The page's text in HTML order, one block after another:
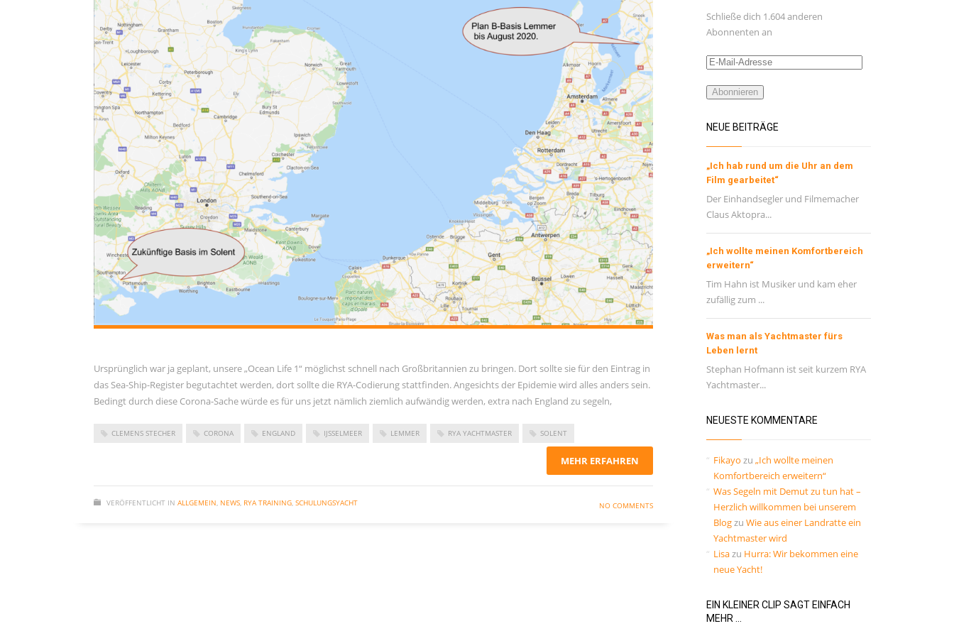
Allgemein
Gäste
Jans Weg zum Yachtmaster
MCO Team
Menschen
News
OceanLife
RYA Training
Schulungsyacht
Spezialkurse
Törnbericht OceanLife
Törnbericht Training
ARCHIVE
November 2023
Juni 2023
Mai 2023
Dezember 2022
Juni 2022
Februar 2022
Ursprünglich war ja geplant, unsere „Ocean Life 1“ möglichst schnell nach Großbritannien zu bringen. Dort sollte sie für den Eintrag in
das Sea-Ship-Register begutachtet werden, dort sollte die RYA-Codierung stattfinden. Angesichts der Epidemie wird alles anders sein.
Bedingt durch diese Corona-Sache würde es für uns jetzt nämlich ziemlich aufwändig werden, extra nach England zu segeln,
CLEMENS STECHER CORONA ENGLAND IJSSELMEER LEMMER RYA YACHTMASTER SOLENT
MEHR ERFAHREN
VERÖFFENTLICHT IN ALLGEMEIN, NEWS, RYA TRAINING, SCHULUNGSYACHT NO COMMENTS
Schließe dich 1.604 anderen
Abonnenten an
E-
Adresse
Abonnieren
NEUE BEITRÄGE
„Ich hab rund um die Uhr an dem
Film gearbeitet“
Der Einhandsegler und Filmemacher
Claus Aktopra...
„Ich wollte meinen Komfortbereich
erweitern“
Tim Hahn ist Musiker und kam eher
zufällig zum ...
Was man als Yachtmaster fürs
Leben lernt
Stephan Hofmann ist seit kurzem RYA
Yachtmaster...
NEUESTE KOMMENTARE
Fikayo zu „Ich wollte meinen
Komfortbereich erweitern“
Was Segeln mit Demut zu tun hat –
Herzlich willkommen bei unserem
Blogzu Wie aus einer Landratte ein
Yachtmaster wird
Lisazu Hurra: Wir bekommen eine
neue Yacht!
EIN KLEINER CLIP SAGT EINFACH
MEHR …